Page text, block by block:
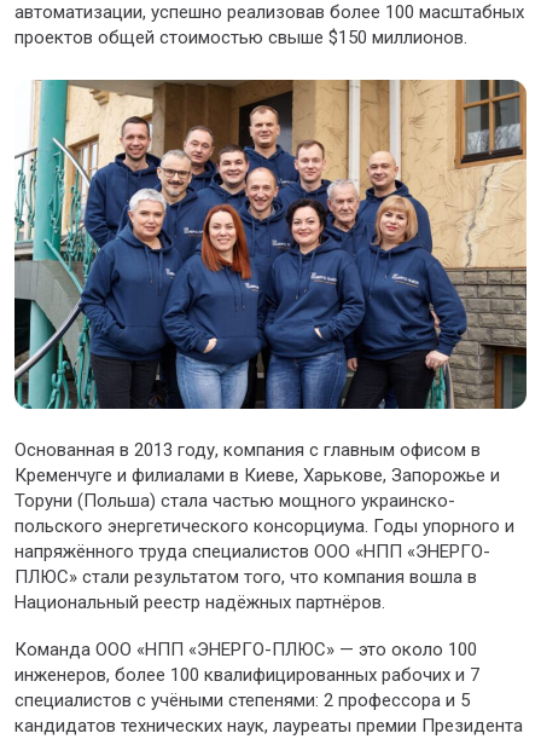
автоматизации, успешно реализовав более 100 масштабных
проектов общей стоимостью свыше $150 миллионов.
Основанная в 2013 году, компания с главным офисом в
Кременчуге и филиалами в Киеве, Харькове, Запорожье и
Торуни (Польша) стала частью мощного украинско-
польского энергетического консорциума. Годы упорного и
напряжённого труда специалистов ООО «НПП «ЭНЕРГО-
ПЛЮС» стали результатом того, что компания вошла в
Национальный реестр надёжных партнёров.
Команда ООО «НПП «ЭНЕРГО-ПЛЮС» — это около 100
инженеров, более 100 квалифицированных рабочих и 7
специалистов с учёными степенями: 2 профессора и 5
кандидатов технических наук, лауреаты премии Президента